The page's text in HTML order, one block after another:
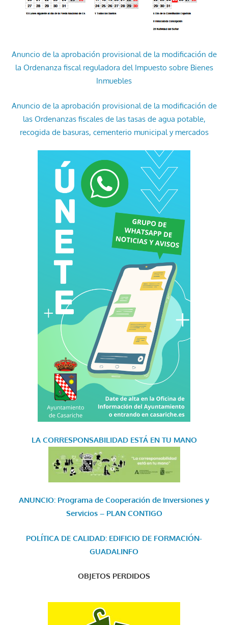
Anuncio de la aprobación provisional de la modificación de
la Ordenanza fiscal reguladora del Impuesto sobre Bienes
Inmuebles
Anuncio de la aprobación provisional de la modificación de
las Ordenanzas fiscales de las tasas de agua potable,
recogida de basuras, cementerio municipal y mercados
LA CORRESPONSABILIDAD ESTÁ EN TU MANO
ANUNCIO: Programa de Cooperación de Inversiones y
Servicios – PLAN CONTIGO
POLÍTICA DE CALIDAD: EDIFICIO DE FORMACIÓN-
GUADALINFO
OBJETOS PERDIDOS